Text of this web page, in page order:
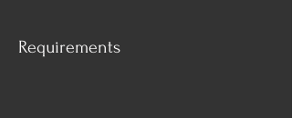
Requirements